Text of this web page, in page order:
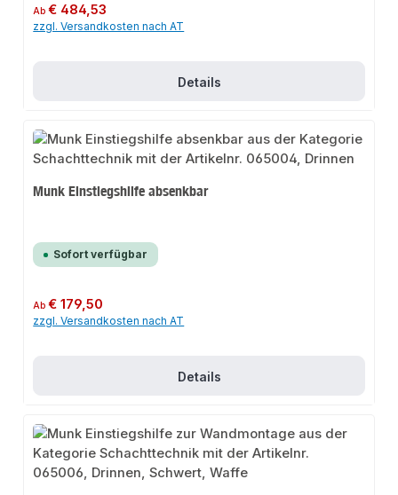
Regulärer Preis:
Ab€ 484,53
zzgl. Versandkosten nach AT
Details
Munk Einstiegshilfe absenkbar
Sofort verfügbar
Regulärer Preis:
Ab€ 179,50
zzgl. Versandkosten nach AT
Details